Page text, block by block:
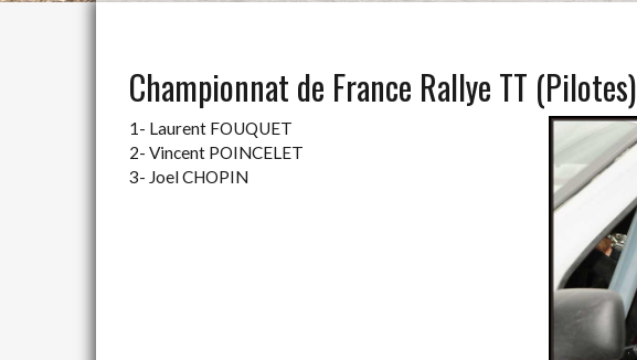
Championnat de France Rallye TT (Pilotes)
1- Laurent FOUQUET
2- Vincent POINCELET
3- Joel CHOPIN